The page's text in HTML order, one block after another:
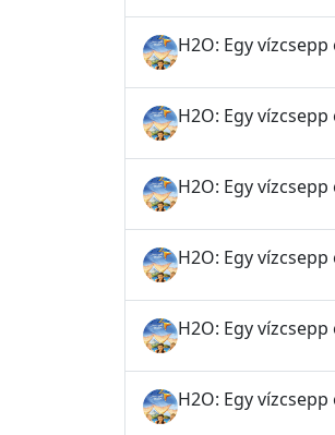
H2O: Egy
H2O: Egy
H2O: Egy
H2O: Egy vízcsepp
H2O: Egy
H2O: Egy